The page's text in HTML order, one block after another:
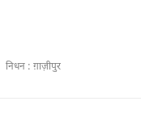
निधन : ग़ाज़ीपुर